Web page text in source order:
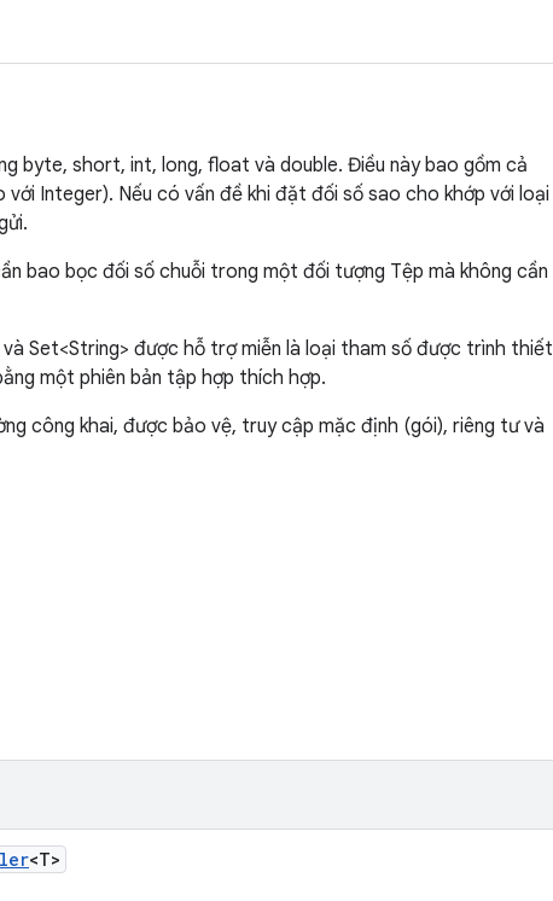
byte, short, int, long, float và double. Điều này bao gồm cả
Integer). Nếu có vấn đề khi đặt đối số sao cho khớp với loại
bao bọc đối số chuỗi trong một đối tượng Tệp mà không cần
Set<String> được hỗ trợ miễn là loại tham số được trình thiết
một phiên bản tập hợp thích hợp.
công khai, được bảo vệ, truy cập mặc định (gói), riêng tư và
<T>